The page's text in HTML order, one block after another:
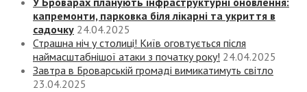
капремонти, парковка біля лікарні та укриття в
садочку 24.04.2025
Страшна ніч у столиці! Київ оговтується після
наймасштабнішої атаки з початку року! 24.04.2025
Завтра в Броварській громаді вимикатимуть світло
23.04.2025